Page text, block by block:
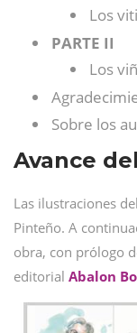
Los
PARTE II
Los
Sobre los
Avance
Las ilustraciones
Pinteño. A
obra, con prólogo
editorial Abalon